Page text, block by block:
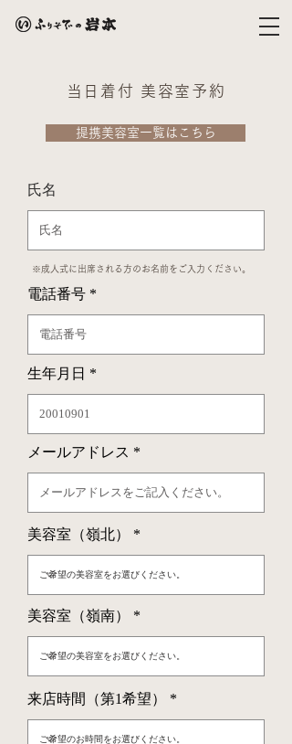
当日着付 美容室予約
提携美容室一覧はこちら
氏名
​※成人式に出席される方のお名前をご入力ください。
電話番号
生年月日
メールアドレス
美容室（嶺北）
美容室（嶺南）
来店時間（第1希望）